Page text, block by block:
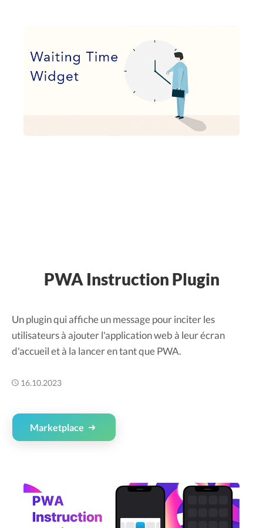
PWA Instruction Plugin
Un plugin qui affiche un message pour inciter les
utilisateurs à ajouter l'application web à leur écran
d'accueil et à la lancer en tant que PWA.
16.10.2023
Marketplace